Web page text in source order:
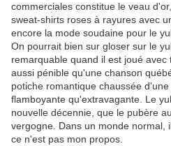
commerciales constitue le veau
sweat-shirts roses à rayures avec
encore la mode soudaine pour le
On pourrait bien sur gloser sur le
remarquable quand il est joué
aussi pénible qu'une chanson
potiche romantique chaussée
flamboyante qu'extravagante. Le
nouvelle décennie, que le pubère
vergogne. Dans un monde normal,
ce n'est pas mon propos.